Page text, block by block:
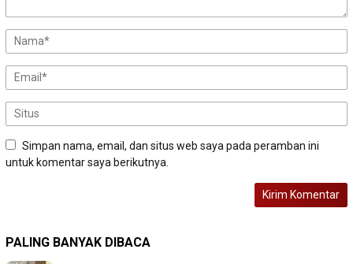
Simpan nama, email, dan situs web saya pada peramban ini
untuk komentar saya berikutnya.
PALING BANYAK DIBACA